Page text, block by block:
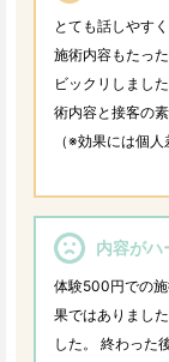
とても話しやす
施術内容もたっ
ビックリしまし
術内容と接客の
（※効果には個人
内容がハ
体験500円での
果ではありまし
した。 終わった